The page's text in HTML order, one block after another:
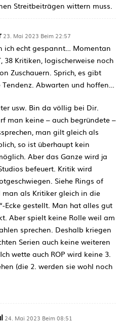
Streitbeiträgen wittern muss.
23. Mai 2023 Beim 22:57
ich echt gespannt… Momentan
38 Kritiken, logischerweise noch
Zuschauern. Sprich, es gibt
Tendenz. Abwarten und hoffen…
usw. Bin da völlig bei Dir.
man keine – auch begründete –
man gilt gleich als
so ist überhaupt kein
Aber das Ganze wird ja
befeuert. Kritik wird
Siehe Rings of
man als Kritiker gleich in die
Ecke gestellt. Man hat alles gut
Aber spielt keine Rolle weil am
sprechen. Deshalb kriegen
Serien auch keine weiteren
wette auch ROP wird keine 3.
(die 2. werden sie wohl noch
24. Mai 2023 Beim 08:51